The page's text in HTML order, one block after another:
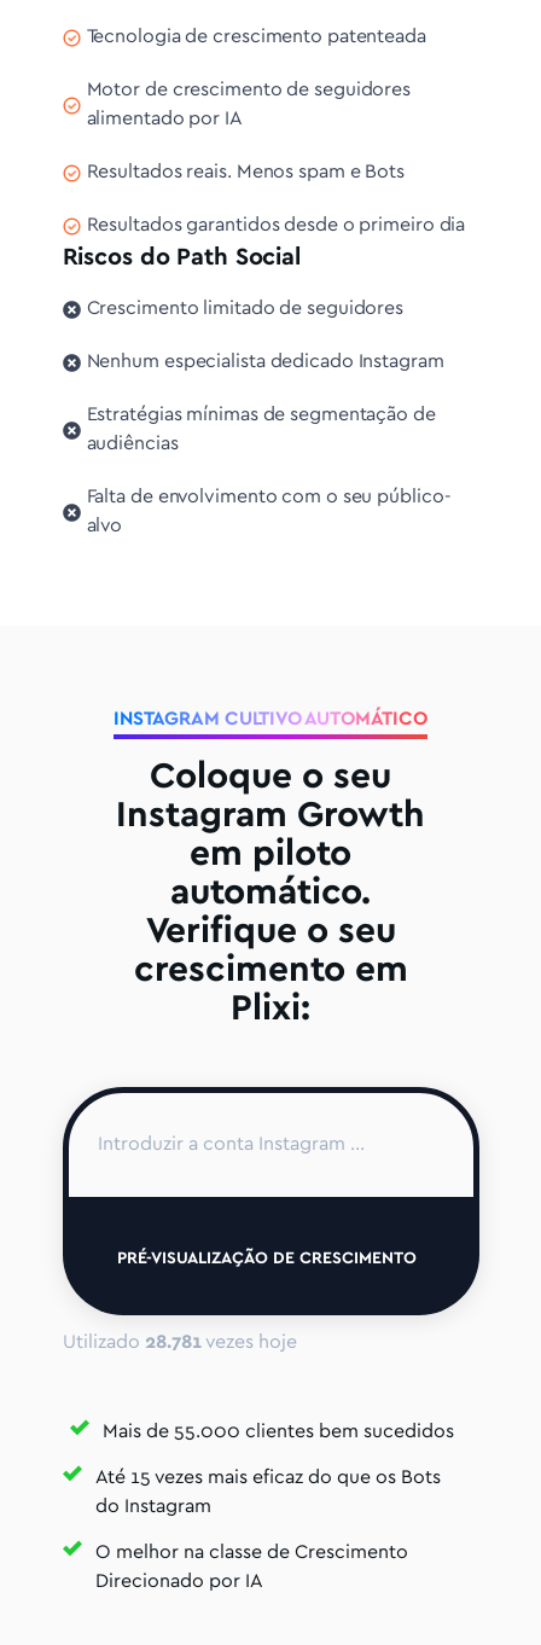
Tecnologia de crescimento patenteada
Motor de crescimento de seguidores
alimentado por IA
Resultados reais. Menos spam e Bots
Resultados garantidos desde o primeiro dia
Riscos do Path Social
Crescimento limitado de seguidores
Nenhum especialista dedicado Instagram
Estratégias mínimas de segmentação de
audiências
Falta de envolvimento com o seu público-
alvo
INSTAGRAM CULTIVO AUTOMÁTICO
Coloque o seu
Instagram Growth
em piloto
automático.
Verifique o seu
crescimento em
Plixi:
PRÉ-VISUALIZAÇÃO DE CRESCIMENTO
Utilizado 28.781vezes hoje
Mais de 55.000 clientes bem sucedidos
Até 15 vezes mais eficaz do que os Bots
do Instagram
O melhor na classe de Crescimento
Direcionado por IA